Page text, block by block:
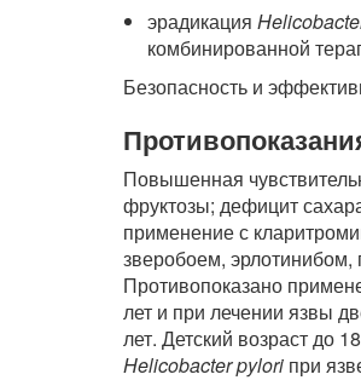
эрадикация
комбинированной
Безопасность и
Повышенная
фруктозы; дефицит
применение с
зверобоем, эрлотинибом,
Противопоказано
лет и при лечении язвы
лет. Детский возраст до
Helicobacter pylori при